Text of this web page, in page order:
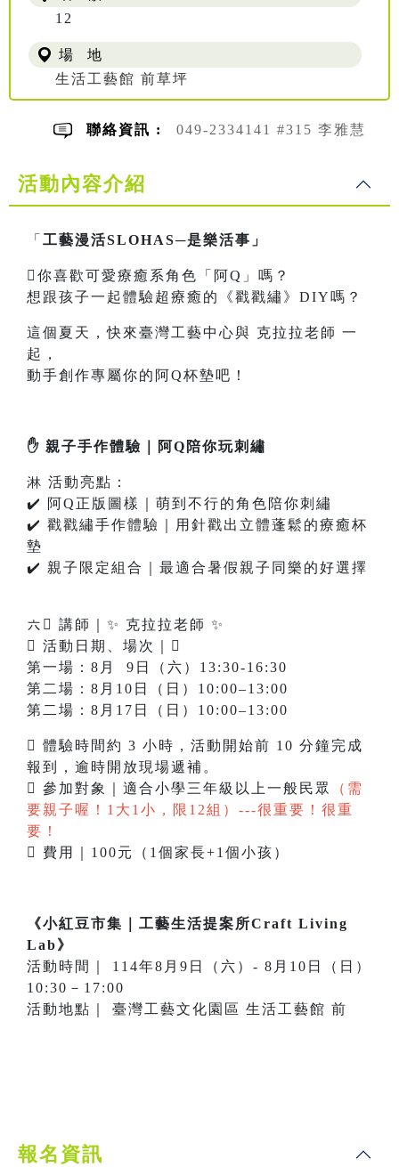
12
場 地
生活工藝館 前草坪
聯絡資訊 : 049-2334141 #315 李雅慧
活動內容介紹
「 工藝漫活SLOHAS─是樂活事」
你喜歡可愛療癒系角色「阿Q」嗎？
想跟孩子一起體驗超療癒的《戳戳繡》DIY嗎？
這個夏天，快來臺灣工藝中心與 克拉拉老師 一
起，
動手創作專屬你的阿Q杯墊吧！
✋ 親子手作體驗｜阿Q陪你玩刺繡
淋 活動亮點：
✔️ 阿Q正版圖樣｜萌到不行的角色陪你刺繡
✔️ 戳戳繡手作體驗｜用針戳出立體蓬鬆的療癒杯
墊
✔️ 親子限定組合｜最適合暑假親子同樂的好選擇
六‍ 講師｜✨ 克拉拉老師 ✨
 活動日期、場次｜
第一場：8月 9日（六）13:30-16:30
第二場：8月10日（日）10:00–13:00
第二場：8月17日（日）10:00–13:00
 體驗時間約 3 小時，活動開始前 10 分鐘完成
報到，逾時開放現場遞補。
 參加對象｜適合小學三年級以上一般民眾
（需
要親子喔！1大1小，限12組）---很重要！很重
要！
 費用｜100元（1個家長+1個小孩）
《小紅豆市集｜工藝生活提案所Craft Living
Lab》
活動時間｜ 114年8月9日（六）- 8月10日（日）
10:30－17:00
活動地點｜ 臺灣工藝文化園區 生活工藝館 前
報名資訊